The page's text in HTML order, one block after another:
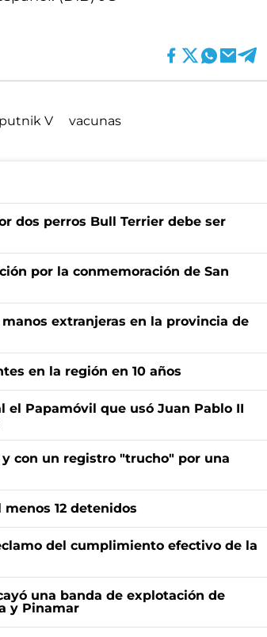
V vacunas
dos perros Bull Terrier debe ser
por la conmemoración de San
extranjeras en la provincia de
en la región en 10 años
el Papamóvil que usó Juan Pablo II
con un registro "trucho" por una
12 detenidos
del cumplimiento efectivo de la
una banda de explotación de
y Pinamar